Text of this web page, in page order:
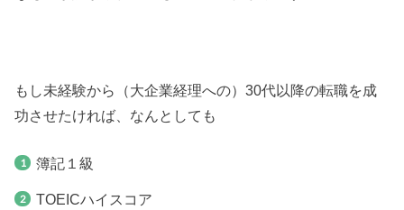
もし未経験から（大企業経理への）30代以降の転職を成
功させたければ、なんとしても
簿記１級
TOEICハイスコア